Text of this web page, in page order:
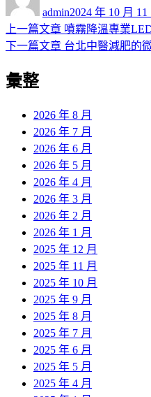
admin佈
日
期:
2024 年 10 月 11
文
章
導
上一篇文章 上
一
噴霧降溫專業
下一篇文章 下
章:
台北中醫減肥的
彙整
2026 年 8 月
2026 年 7 月
2026 年 6 月
2026 年 5 月
2026 年 4 月
2026 年 3 月
2026 年 2 月
2026 年 1 月
2025 年 12 月
2025 年 11 月
2025 年 10 月
2025 年 9 月
2025 年 8 月
2025 年 7 月
2025 年 6 月
2025 年 5 月
2025 年 4 月